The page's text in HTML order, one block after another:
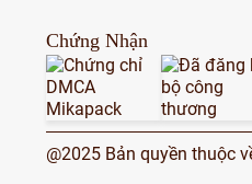
Chứng Nhận
@2025 Bản quyền thuộc